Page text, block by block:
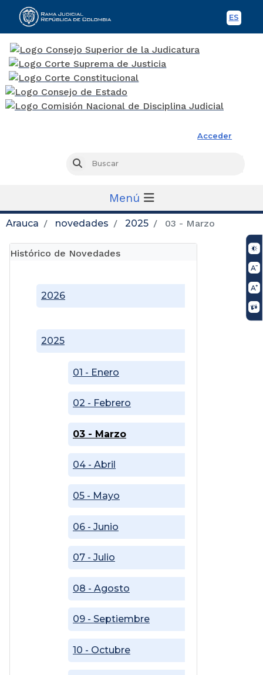
ES
Acceder
Buscar
Menú
Arauca novedades 2025 03 - Marzo
Histórico de Novedades
2025
01 - Enero
02 - Febrero
03 - Marzo
04 - Abril
05 - Mayo
06 - Junio
07 - Julio
08 - Agosto
09 - Septiembre
10 - Octubre
2026